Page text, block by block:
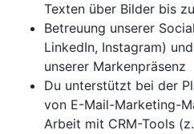
Texten über Bilder bis
Betreuung unserer
LinkedIn, Instagram)
unserer Markenpräsenz
Du unterstützt bei der
von E-Mail-Marketing-
Arbeit mit CRM-Tools